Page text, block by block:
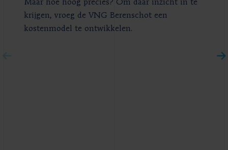
Maar hoe hoog precies? Om daar inzicht in te
krijgen, vroeg de VNG Berenschot een
kostenmodel te ontwikkelen.